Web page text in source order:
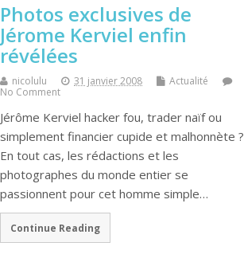
Photos exclusives de
Jérome Kerviel enfin
révélées
nicolulu 31 janvier 2008
Actualité
No Comment
Jérôme Kerviel hacker fou, trader naïf ou
simplement financier cupide et malhonnète ?
En tout cas, les rédactions et les
photographes du monde entier se
passionnent pour cet homme simple…
Continue Reading